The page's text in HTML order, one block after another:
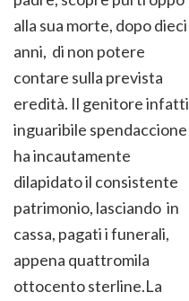
alla sua morte, dopo dieci
anni, di non potere
contare sulla prevista
eredità. Il genitore infatti
inguaribile spendaccione
ha incautamente
dilapidato il consistente
patrimonio, lasciando in
cassa, pagati i funerali,
appena quattromila
ottocento sterline.La